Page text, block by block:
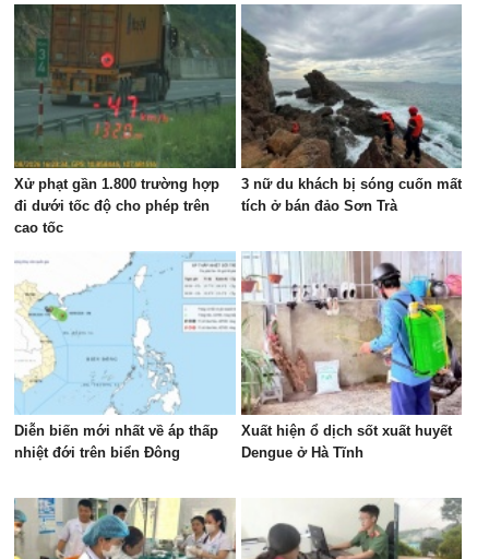
Xử phạt gần 1.800 trường hợp
đi dưới tốc độ cho phép trên
cao tốc
3 nữ du khách bị sóng cuốn mất
tích ở bán đảo Sơn Trà
Diễn biến mới nhất về áp thấp
nhiệt đới trên biển Đông
Xuất hiện ổ dịch sốt xuất huyết
Dengue ở Hà Tĩnh